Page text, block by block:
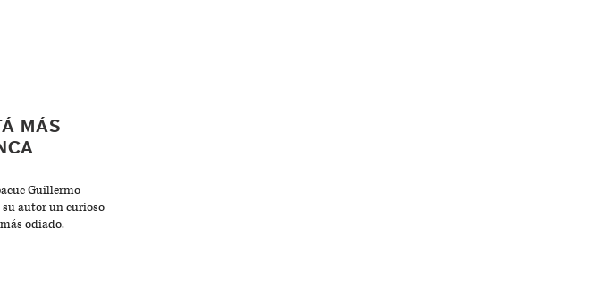
MÁS
Guillermo
su autor un curioso
odiado.